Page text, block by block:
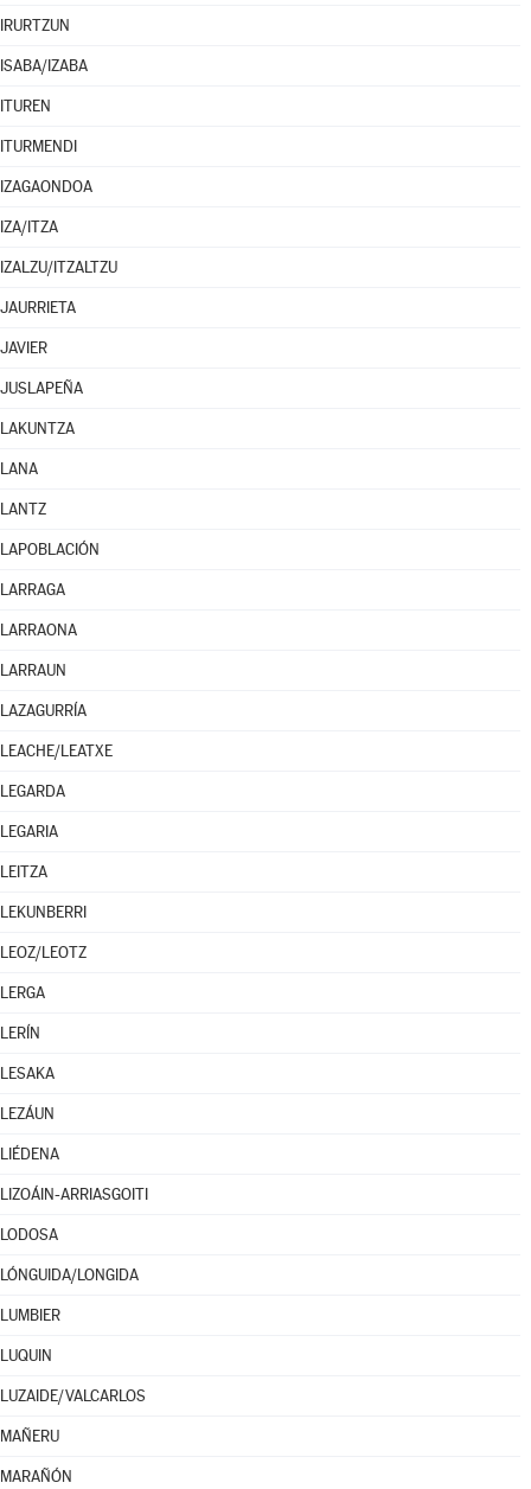
IRURTZUN
ISABA/IZABA
ITUREN
ITURMENDI
IZAGAONDOA
IZA/ITZA
IZALZU/ITZALTZU
JAURRIETA
JAVIER
JUSLAPEÑA
LAKUNTZA
LANA
LANTZ
LAPOBLACIÓN
LARRAGA
LARRAONA
LARRAUN
LAZAGURRÍA
LEACHE/LEATXE
LEGARDA
LEGARIA
LEITZA
LEKUNBERRI
LEOZ/LEOTZ
LERGA
LERÍN
LESAKA
LEZÁUN
LIÉDENA
LIZOÁIN-ARRIASGOITI
LODOSA
LÓNGUIDA/LONGIDA
LUMBIER
LUQUIN
LUZAIDE/VALCARLOS
MAÑERU
MARAÑÓN